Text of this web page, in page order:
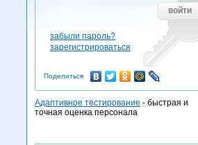
войти
забыли пароль?
зарегистрироваться
Поделиться
Адаптивное тестирование - быстрая и
точная оценка персонала